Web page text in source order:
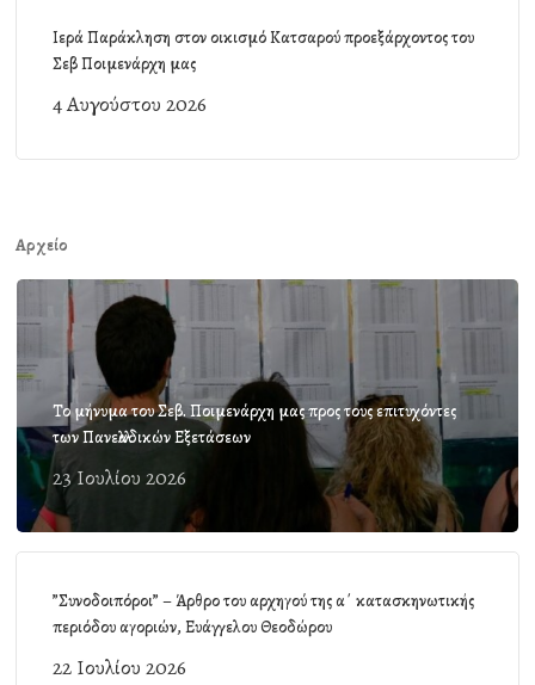
Ιερά Παράκληση στον οικισμό Κατσαρού προεξάρχοντος του
Σεβ Ποιμενάρχη μας
4 Αυγούστου 2026
Αρχείο
Το μήνυμα του Σεβ. Ποιμενάρχη μας προς τους επιτυχόντες
των Πανελλαδικών Εξετάσεων
23 Ιουλίου 2026
”Συνοδοιπόροι” – Άρθρο του αρχηγού της α΄ κατασκηνωτικής
περιόδου αγοριών, Ευάγγελου Θεοδώρου
22 Ιουλίου 2026